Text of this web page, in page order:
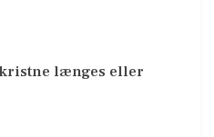
kristne længes eller